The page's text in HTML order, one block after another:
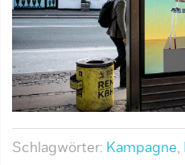
Schlagwörter: Kampagne,